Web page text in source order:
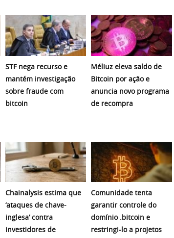
STF nega recurso e
mantém investigação
sobre fraude com
bitcoin
Méliuz eleva saldo de
Bitcoin por ação e
anuncia novo programa
de recompra
Chainalysis estima que
‘ataques de chave-
inglesa’ contra
investidores de
Comunidade tenta
garantir controle do
domínio .bitcoin e
restringi-lo a projetos